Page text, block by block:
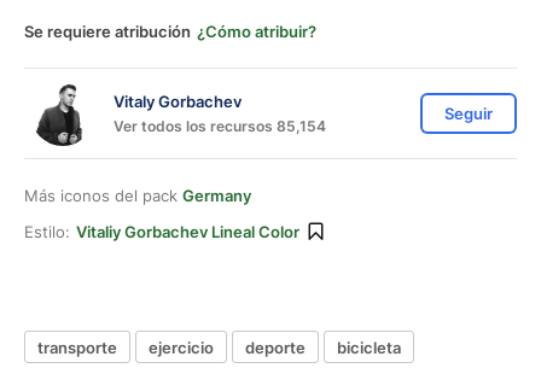
Se requiere atribución ¿Cómo atribuir?
Vitaly Gorbachev
Ver todos los recursos 85,154
Seguir
Más iconos del pack Germany
Estilo: Vitaliy Gorbachev Lineal Color
transporte ejercicio deporte bicicleta